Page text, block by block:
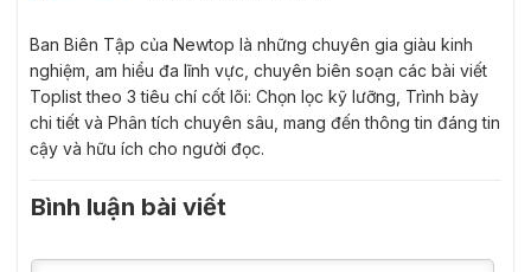
Ban Biên Tập của Newtop là những chuyên gia giàu kinh
nghiệm, am hiểu đa lĩnh vực, chuyên biên soạn các bài viết
Toplist theo 3 tiêu chí cốt lõi: Chọn lọc kỹ lưỡng, Trình bày
chi tiết và Phân tích chuyên sâu, mang đến thông tin đáng tin
cậy và hữu ích cho người đọc.
Bình luận bài viết